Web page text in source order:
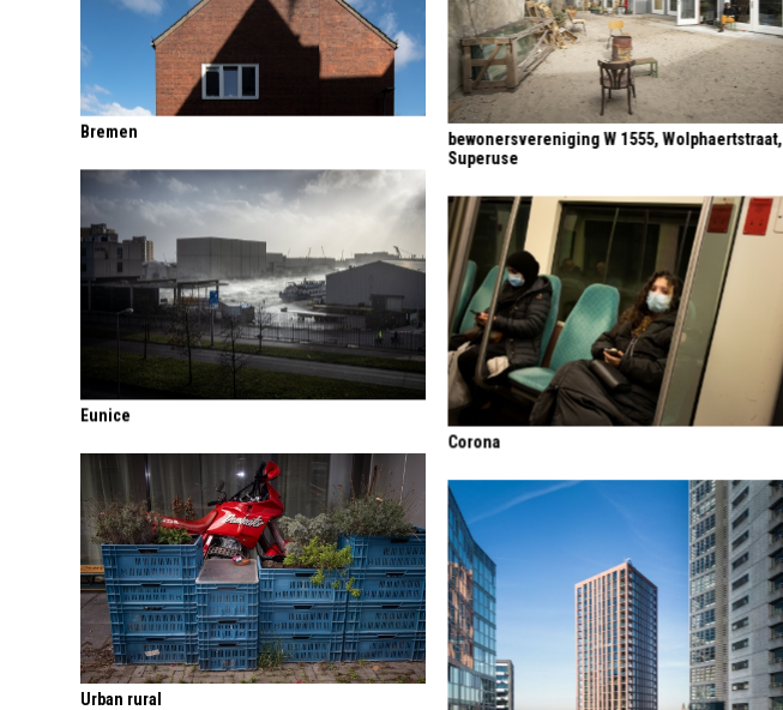
bewonersvereniging W 1555, Wolphaertstraat,
Superuse
Bremen
Eunice
Corona
Urban rural